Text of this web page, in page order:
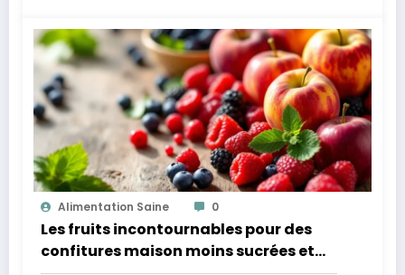
Alimentation Saine 0
Les fruits incontournables pour des
confitures maison moins sucrées et